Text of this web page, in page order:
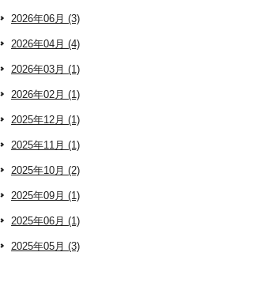
2026年06月 (3)
2026年04月 (4)
2026年03月 (1)
2026年02月 (1)
2025年12月 (1)
2025年11月 (1)
2025年10月 (2)
2025年09月 (1)
2025年06月 (1)
2025年05月 (3)